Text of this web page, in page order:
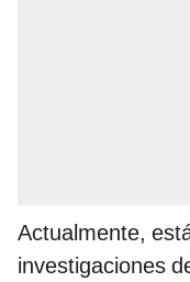
Actualmente,
investigaciones